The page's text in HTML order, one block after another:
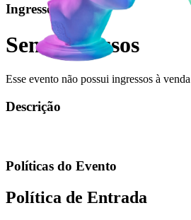
Ingressos
Sem ingressos
Esse evento não possui ingressos à venda
Descrição
Políticas do Evento
Política de Entrada